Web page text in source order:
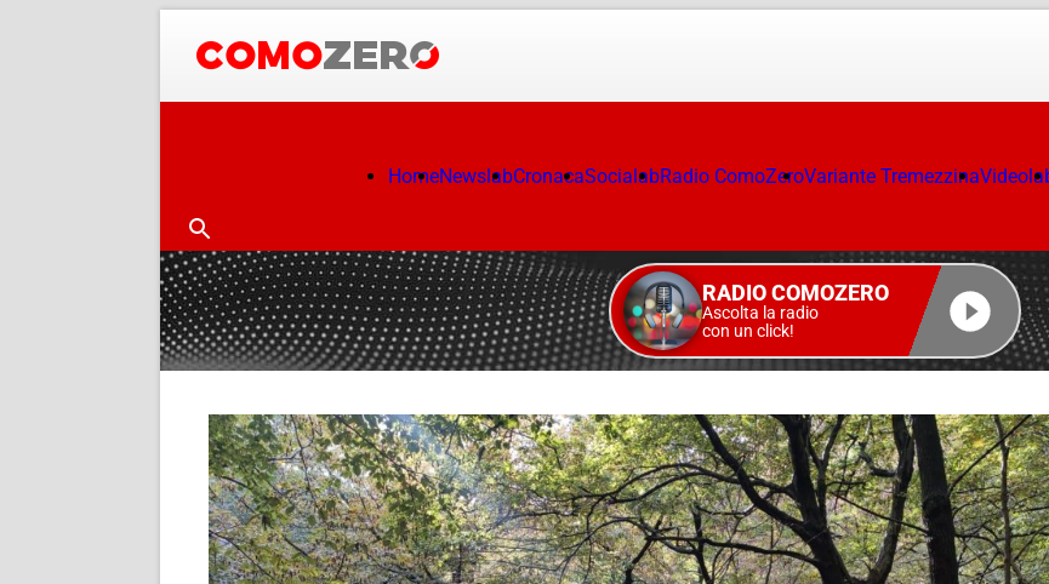
HomeNewslabCronacaSocialabRadio ComoZeroVariante Tremezzina
RADIO COMOZERO
Ascolta la radio
con un click!